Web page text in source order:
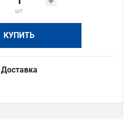
шт
КУПИТЬ
Доставка